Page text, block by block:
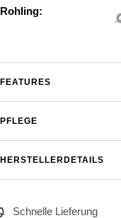
Rohling:
FEATURES
PFLEGE
HERSTELLERDETAILS
Schnelle Lieferung